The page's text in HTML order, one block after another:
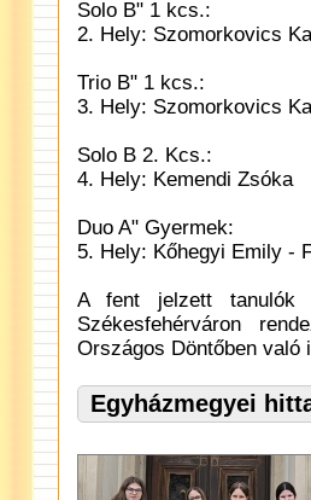
Solo B" 1 kcs.:
2. Hely: Szomorkovics
Trio B" 1 kcs.:
3. Hely: Szomorkovics
Solo B 2. Kcs.:
4. Hely: Kemendi Zsóka
Duo A" Gyermek:
5. Hely: Kőhegyi Emily -
A fent jelzett tanulók
Székesfehérváron
Országos Döntőben való
Egyházmegyei